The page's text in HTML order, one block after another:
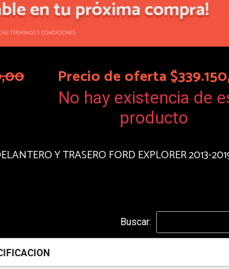
Precio de oferta
No hay existencia de
producto
Y TRASERO FORD EXPLORER 2013-
Buscar: